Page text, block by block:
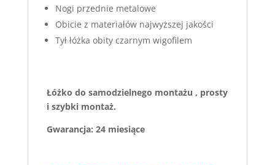
Nogi przednie metalowe
Obicie z materiałów najwyższej jakości
Tył łóżka obity czarnym wigofilem
Łóżko do samodzielnego montażu , prosty
i szybki montaż.
Gwarancja: 24 miesiące